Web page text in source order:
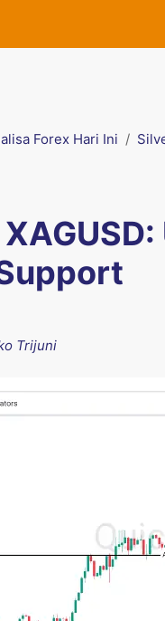
Forex Hari Ini
Trijuni